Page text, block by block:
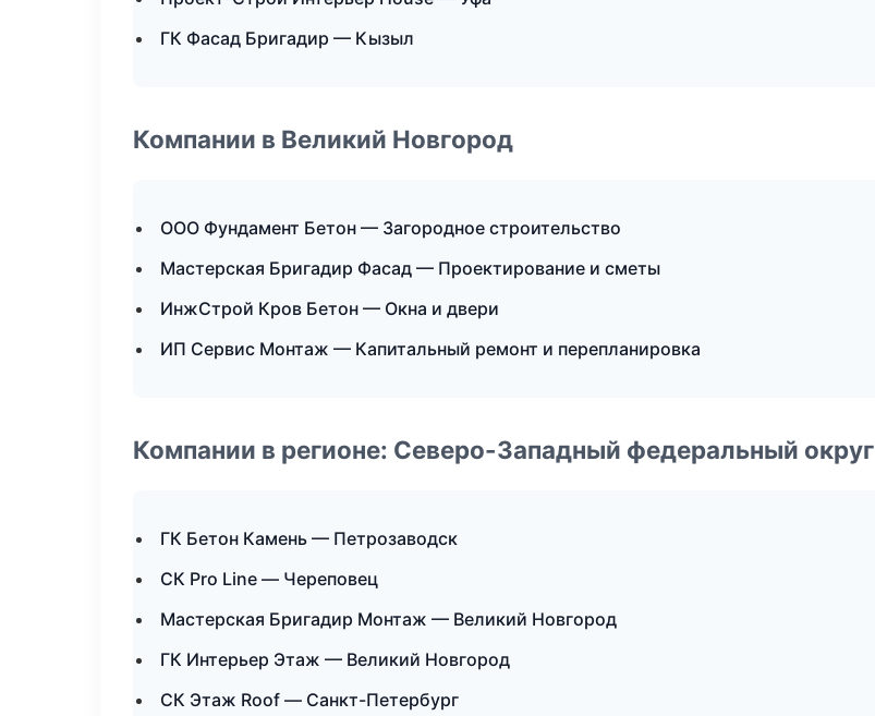
ГК Фасад Бригадир — Кызыл
Компании в Великий Новгород
ООО Фундамент Бетон — Загородное строительство
Мастерская Бригадир Фасад — Проектирование и сметы
ИнжСтрой Кров Бетон — Окна и двери
ИП Сервис Монтаж — Капитальный ремонт и перепланировка
Компании в регионе: Северо-Западный федеральный округ
ГК Бетон Камень — Петрозаводск
СК Pro Line — Череповец
Мастерская Бригадир Монтаж — Великий Новгород
ГК Интерьер Этаж — Великий Новгород
СК Этаж Roof — Санкт-Петербург